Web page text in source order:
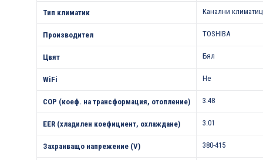
Тип климатик Канални
Производител TOSHIBA
Цвят Бял
WiFi Не
COP (коеф. на трансформация, отопление) 3.48
EER (хладилен коефициент, охлаждане) 3.01
Захранващо напрежение (V) 380-415